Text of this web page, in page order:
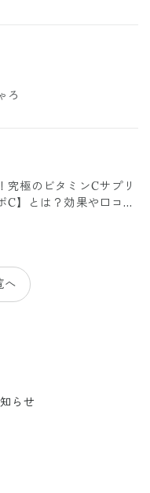
ろ
究極のビタミンCサプリ
C】とは？効果や口コミ
へ
らせ